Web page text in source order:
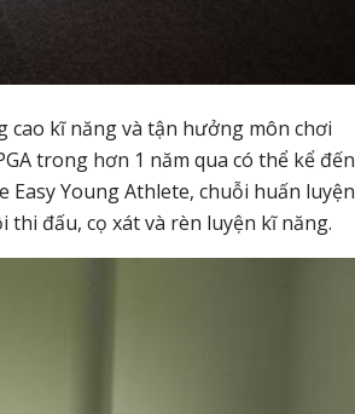
cao kĩ năng và tận hưởng môn chơi
trong hơn 1 năm qua có thể kể đến
Young Athlete, chuỗi huấn luyện
thi đấu, cọ xát và rèn luyện kĩ năng.